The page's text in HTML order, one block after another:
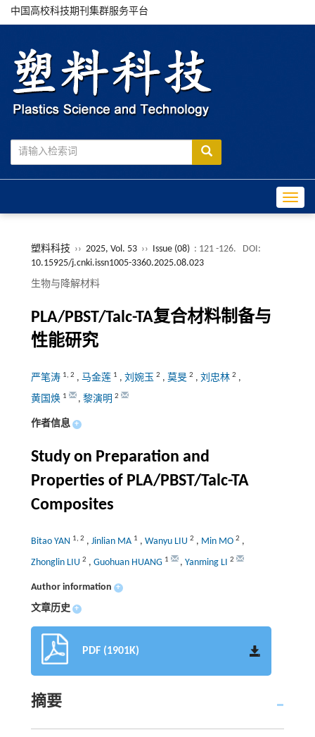
中国高校科技期刊集群服务平台
塑料科技 ›› 2025, Vol. 53 ›› Issue (08) : 121 -126.
DOI:
10.15925/j.cnki.issn1005-3360.2025.08.023
生物与降解材料
PLA/PBST/Talc-TA复合材料制备与
性能研究
严笔涛 1, 2 , 马金莲 1 , 刘婉玉 2 , 莫旻 2 , 刘忠林 2 ,
黄国焕 1 , 黎演明 2
作者信息 +
Study on Preparation and
Properties of PLA/PBST/Talc-TA
Composites
Bitao YAN 1, 2 , Jinlian MA 1 , Wanyu LIU 2 , Min MO 2 ,
Zhonglin LIU 2 , Guohuan HUANG 1 , Yanming LI 2
Author information +
文章历史 +
PDF (1901K)
摘要